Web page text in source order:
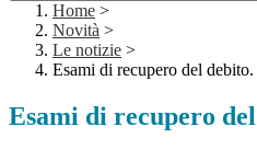
Home >
Novità >
Le notizie >
Esami di recupero del debito.
Esami di recupero